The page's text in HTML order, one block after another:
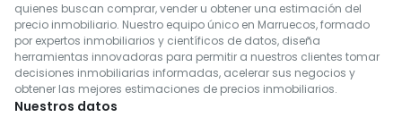
quienes buscan comprar, vender u obtener una estimación del
precio inmobiliario. Nuestro equipo único en Marruecos, formado
por expertos inmobiliarios y científicos de datos, diseña
herramientas innovadoras para permitir a nuestros clientes tomar
decisiones inmobiliarias informadas, acelerar sus negocios y
obtener las mejores estimaciones de precios inmobiliarios.
Nuestros datos